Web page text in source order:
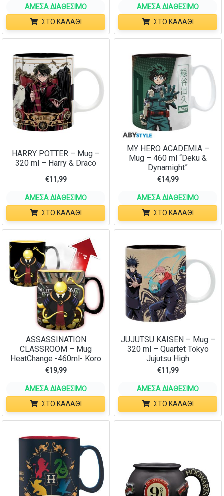
ΆΜΕΣΑ ΔΙΑΘΈΣΙΜΟ
ΣΤΟ ΚΑΛΆΘΙ
ΆΜΕΣΑ ΔΙΑΘΈΣΙΜΟ
ΣΤΟ ΚΑΛΆΘΙ
HARRY POTTER – Mug –
320 ml – Harry & Draco
€11,99
ΆΜΕΣΑ ΔΙΑΘΈΣΙΜΟ
ΣΤΟ ΚΑΛΆΘΙ
MY HERO ACADEMIA –
Mug – 460 ml “Deku &
Dynamight”
€14,99
ΆΜΕΣΑ ΔΙΑΘΈΣΙΜΟ
ΣΤΟ ΚΑΛΆΘΙ
ASSASSINATION
CLASSROOM – Mug
HeatChange -460ml- Koro
€19,99
ΆΜΕΣΑ ΔΙΑΘΈΣΙΜΟ
ΣΤΟ ΚΑΛΆΘΙ
JUJUTSU KAISEN – Mug –
320 ml – Quartet Tokyo
Jujutsu High
€11,99
ΆΜΕΣΑ ΔΙΑΘΈΣΙΜΟ
ΣΤΟ ΚΑΛΆΘΙ